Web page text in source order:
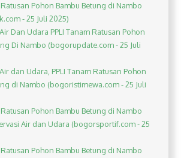
Ratusan Pohon Bambu Betung di Nambo
- 25 Juli 2025)
Dan Udara PPLI Tanam Ratusan Pohon
Di Nambo (bogorupdate.com - 25 Juli
dan Udara, PPLI Tanam Ratusan Pohon
di Nambo (bogoristimewa.com - 25 Juli
Ratusan Pohon Bambu Betung di Nambo
Air dan Udara (bogorsportif.com - 25
Ratusan Pohon Bambu Betung di Nambo